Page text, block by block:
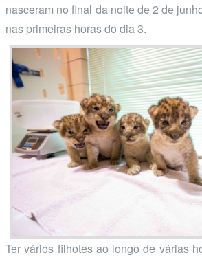
nasceram no final da noite de 2 de
nas primeiras horas do dia 3.
Ter vários filhotes ao longo de várias